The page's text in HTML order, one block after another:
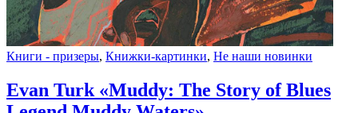
Книги - призеры, Книжки-картинки, Не наши новинки
Evan Turk «Muddy: The Story of Blues